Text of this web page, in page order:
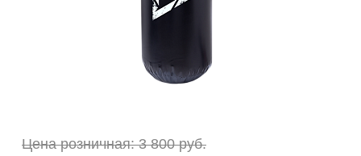
Цена розничная: 3 800 руб.